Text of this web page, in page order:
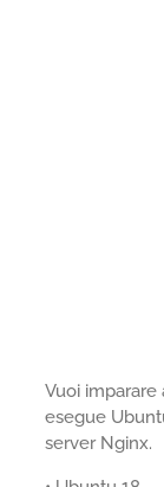
Vuoi
esegue
server Nginx.